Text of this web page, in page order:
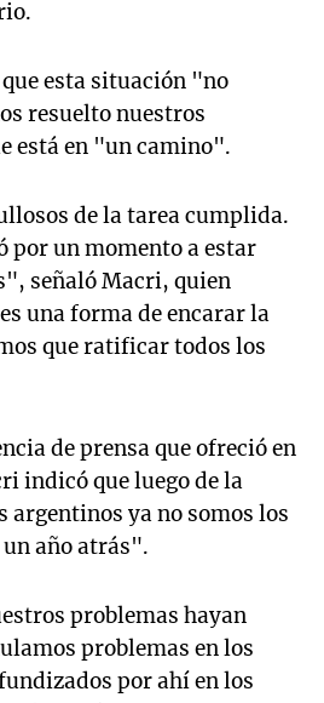
esta situación "no
resuelto nuestros
está en "un camino".
de la tarea cumplida.
por un momento a estar
señaló Macri, quien
una forma de encarar la
que ratificar todos los
de prensa que ofreció en
indicó que luego de la
argentinos ya no somos los
año atrás".
problemas hayan
problemas en los
por ahí en los